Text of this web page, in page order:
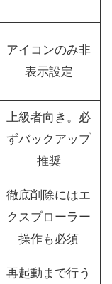
アイコンのみ非
表示設定
上級者向き。必
ずバックアップ
推奨
徹底削除にはエ
クスプローラー
操作も必須
再起動まで行う